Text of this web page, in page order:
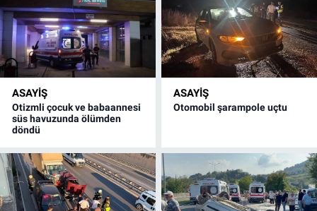
ASAYİŞ
Otizmli çocuk ve babaannesi
süs havuzunda ölümden
döndü
ASAYİŞ
Otomobil şarampole uçtu